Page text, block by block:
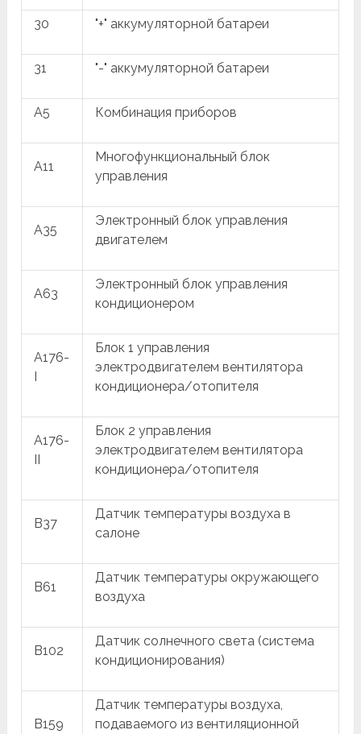
30 "+" аккумуляторной батареи
31 "-" аккумуляторной батареи
A5 Комбинация приборов
A11
Многофункциональный блок
управления
A35
Электронный блок управления
двигателем
A63
Электронный блок управления
кондиционером
A176-
I
Блок 1 управления
электродвигателем вентилятора
кондиционера/отопителя
A176-
II
Блок 2 управления
электродвигателем вентилятора
кондиционера/отопителя
B37
Датчик температуры воздуха в
салоне
B61
Датчик температуры окружающего
воздуха
B102
Датчик солнечного света (система
кондиционирования)
B159
Датчик температуры воздуха,
подаваемого из вентиляционной